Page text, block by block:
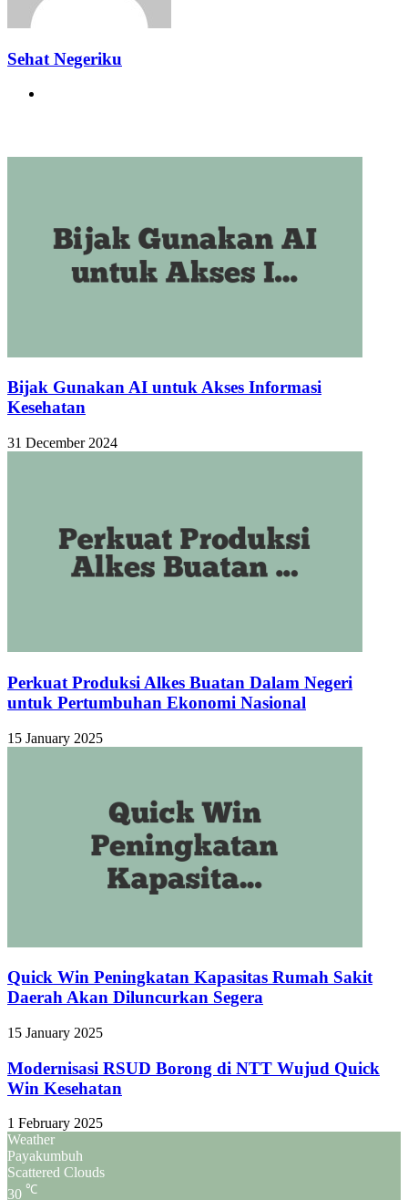
Sehat Negeriku
Bijak Gunakan AI untuk Akses Informasi
Kesehatan
31 December 2024
Perkuat Produksi Alkes Buatan Dalam Negeri
untuk Pertumbuhan Ekonomi Nasional
15 January 2025
Quick Win Peningkatan Kapasitas Rumah Sakit
Daerah Akan Diluncurkan Segera
15 January 2025
Modernisasi RSUD Borong di NTT Wujud Quick
Win Kesehatan
1 February 2025
Weather
Payakumbuh
Scattered Clouds
30 ℃